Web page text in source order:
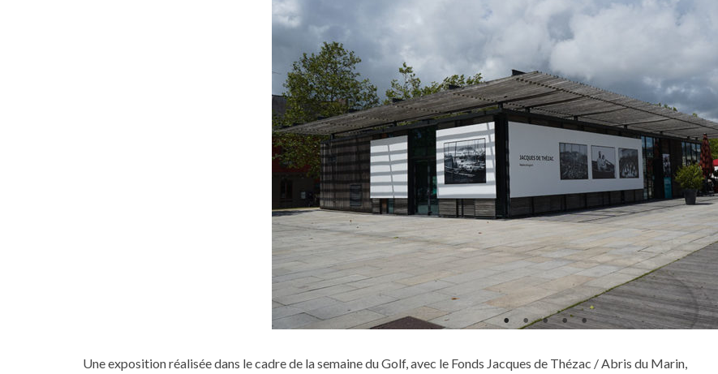
Une exposition réalisée dans le cadre de la semaine du Golf, avec le Fonds Jacques de Thézac / Abris du Marin,